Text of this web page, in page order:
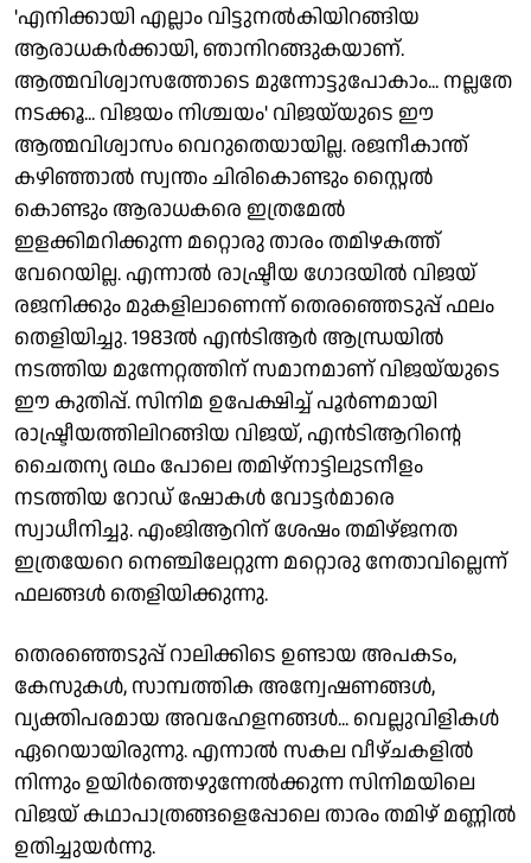
'എനിക്കായി എല്ലാം വിട്ടുനൽകിയിറങ്ങിയ
ആരാധകർക്കായി, ഞാനിറങ്ങുകയാണ്.
ആത്മവിശ്വാസത്തോടെ മുന്നോട്ടുപോകാം... നല്ലതേ
നടക്കൂ... വിജയം നിശ്ചയം' വിജയ്‌യുടെ ഈ
ആത്മവിശ്വാസം വെറുതെയായില്ല. രജനീകാന്ത്
കഴിഞ്ഞാൽ സ്വന്തം ചിരികൊണ്ടും സ്റ്റൈൽ
കൊണ്ടും ആരാധകരെ ഇത്രമേൽ
ഇളക്കിമറിക്കുന്ന മറ്റൊരു താരം തമിഴകത്ത്
വേറെയില്ല. എന്നാൽ രാഷ്ട്രീയ ഗോദയിൽ വിജയ്
രജനിക്കും മുകളിലാണെന്ന് തെരഞ്ഞെടുപ്പ് ഫലം
തെളിയിച്ചു. 1983ൽ എൻടിആർ ആന്ധ്രയിൽ
നടത്തിയ മുന്നേറ്റത്തിന് സമാനമാണ് വിജയ്‌യുടെ
ഈ കുതിപ്പ്. സിനിമ ഉപേക്ഷിച്ച് പൂർണമായി
രാഷ്ട്രീയത്തിലിറങ്ങിയ വിജയ്, എൻടിആറിന്റെ
ചൈതന്യ രഥം പോലെ തമിഴ്നാട്ടിലുടനീളം
നടത്തിയ റോഡ് ഷോകൾ വോട്ടർമാരെ
സ്വാധീനിച്ചു. എംജിആറിന് ശേഷം തമിഴ്ജനത
ഇത്രയേറെ നെഞ്ചിലേറ്റുന്ന മറ്റൊരു നേതാവില്ലെന്ന്
ഫലങ്ങൾ തെളിയിക്കുന്നു.
തെരഞ്ഞെടുപ്പ് റാലിക്കിടെ ഉണ്ടായ അപകടം,
കേസുകൾ, സാമ്പത്തിക അന്വേഷണങ്ങൾ,
വ്യക്തിപരമായ അവഹേളനങ്ങൾ... വെല്ലുവിളികൾ
ഏറെയായിരുന്നു. എന്നാൽ സകല വീഴ്ചകളിൽ
നിന്നും ഉയിർത്തെഴുന്നേൽക്കുന്ന സിനിമയിലെ
വിജയ് കഥാപാത്രങ്ങളെപ്പോലെ താരം തമിഴ് മണ്ണിൽ
ഉതിച്ചുയർന്നു.